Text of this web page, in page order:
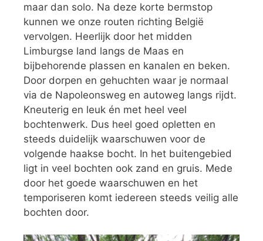
maar dan solo. Na deze korte bermstop
kunnen we onze routen richting België
vervolgen. Heerlijk door het midden
Limburgse land langs de Maas en
bijbehorende plassen en kanalen en beken.
Door dorpen en gehuchten waar je normaal
via de Napoleonsweg en autoweg langs rijdt.
Kneuterig en leuk én met heel veel
bochtenwerk. Dus heel goed opletten en
steeds duidelijk waarschuwen voor de
volgende haakse bocht. In het buitengebied
ligt in veel bochten ook zand en gruis. Mede
door het goede waarschuwen en het
temporiseren komt iedereen steeds veilig alle
bochten door.